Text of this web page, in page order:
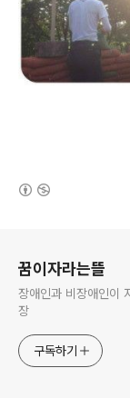
꿈이자라는뜰
장애인과 비장애인이
장
구독하기